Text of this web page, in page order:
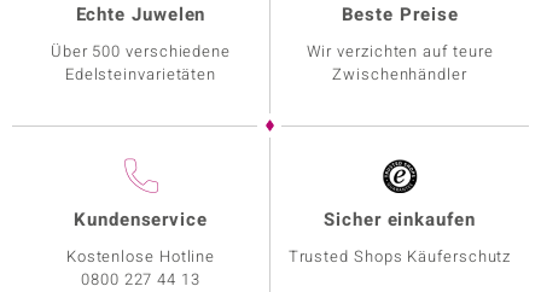
Echte Juwelen
Über 500 verschiedene
Edelsteinvarietäten
Beste Preise
Wir verzichten auf teure
Zwischenhändler
Kundenservice
Kostenlose Hotline
0800 227 44 13
Sicher einkaufen
Trusted Shops Käuferschutz